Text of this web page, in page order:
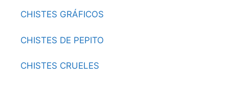
CHISTES GRÁFICOS
CHISTES DE PEPITO
CHISTES CRUELES